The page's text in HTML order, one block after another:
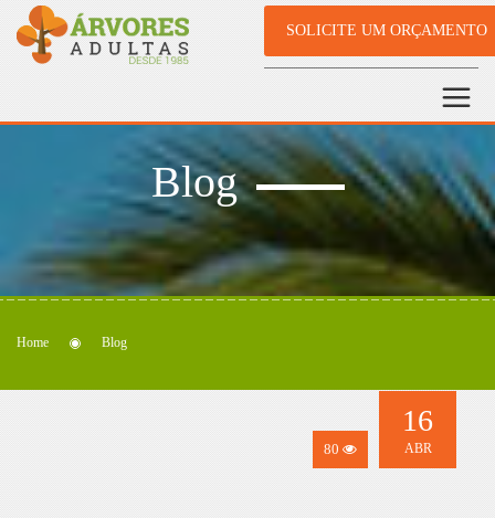
SOLICITE UM ORÇAMENTO
Blog
Home Blog
80
16
ABR